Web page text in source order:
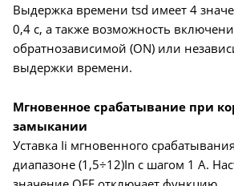
Выдержка времени tsd имеет 4
0,4 с, а также возможность
обратнозависимой (ON) или
выдержки времени.
Мгновенное срабатывание при
замыкании
Уставка Ii мгновенного
диапазоне (1,5÷12)In с шагом 1 А.